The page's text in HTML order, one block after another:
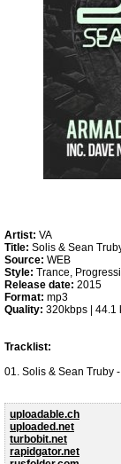
Artist: VA
Title: Solis & Sean
Source: WEB
Style: Trance,
Release date: 2015
Format: mp3
Quality: 320kbps | 44.1
Tracklist:
01. Solis & Sean Truby
uploadable.ch
uploaded.net
turbobit.net
rapidgator.net